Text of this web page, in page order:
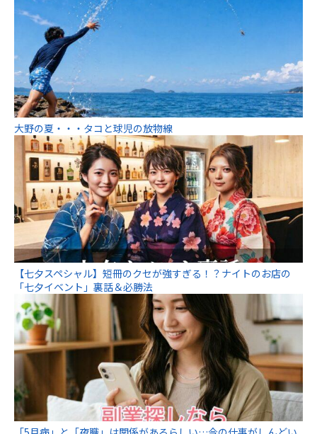
大野の夏・・・タコと球児の放物線
【七夕スペシャル】短冊のクセが強すぎる！？ナイトのお店の
「七夕イベント」裏話＆必勝法